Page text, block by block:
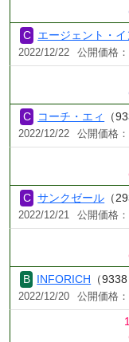
エージェント・
2022/12/22 公開価格
コーチ・エィ （
2022/12/22 公開価格
サンクゼール （
2022/12/21 公開価格
INFORICH （9338
2022/12/20 公開価格